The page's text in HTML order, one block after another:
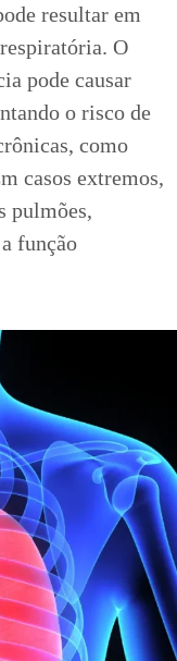
resultar em
O
pode causar
o risco de
como
casos extremos,
pulmões,
função